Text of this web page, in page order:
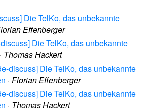
Die TelKo, das unbekannte
Effenberger
Die TelKo, das unbekannte
· Thomas Hackert
discuss] Die TelKo, das unbekannte
· Florian Effenberger
discuss] Die TelKo, das unbekannte
· Thomas Hackert